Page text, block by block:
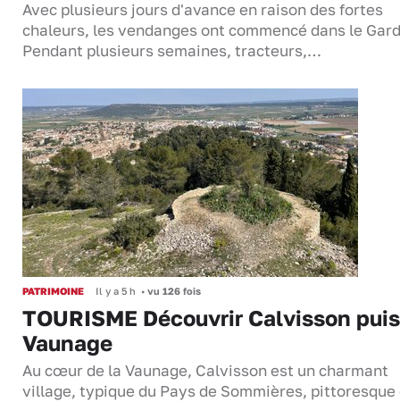
Avec plusieurs jours d'avance en raison des fortes
chaleurs, les vendanges ont commencé dans le
Pendant plusieurs semaines, tracteurs,…
PATRIMOINE Il y a 5 h • vu 126 fois
TOURISME Découvrir Calvisson
Vaunage
Au cœur de la Vaunage, Calvisson est un charmant
village, typique du Pays de Sommières, pittoresque